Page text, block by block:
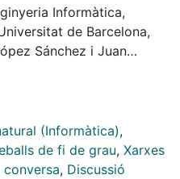
larger, people have
arguments, this has been
of those
method to
different but
Thus reducing the
Informàtica,
de Barcelona,
Sánchez i Juan
(Informàtica),
de fi de grau, Xarxes
, Discussió